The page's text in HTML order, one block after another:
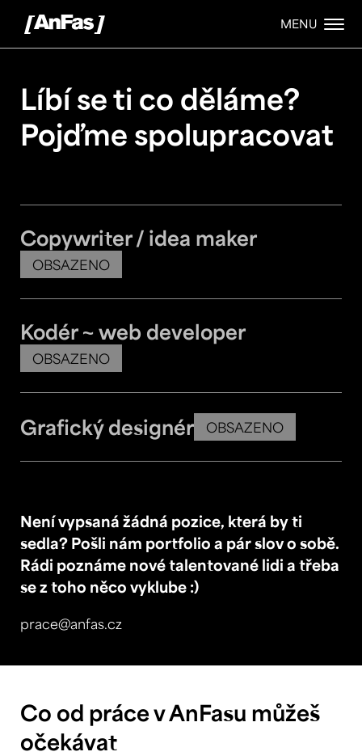
MENU
Líbí se ti co děláme?
Pojďme spolupracovat
Copywriter / idea maker
OBSAZENO
Kodér ~ web developer
OBSAZENO
Grafický designér OBSAZENO
Není vypsaná žádná pozice, která by ti
sedla? Pošli nám portfolio a pár slov o sobě.
Rádi poznáme nové talentované lidi a třeba
se z toho něco vyklube :)
prace@anfas.cz
Co od práce v AnFasu můžeš
očekávat